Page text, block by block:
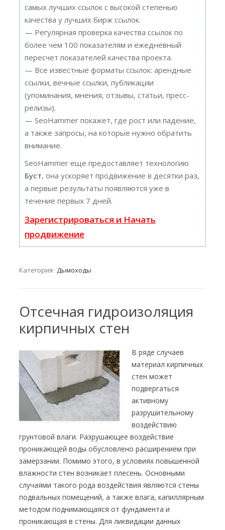
самых лучших ссылок с высокой степенью
качества у лучших бирж ссылок.
— Регулярная проверка качества ссылок по
более чем 100 показателям и ежедневный
пересчет показателей качества проекта.
— Все известные форматы ссылок: арендные
ссылки, вечные ссылки, публикации
(упоминания, мнения, отзывы, статьи, пресс-
релизы).
— SeoHammer покажет, где рост или падение,
а также запросы, на которые нужно обратить
внимание.
SeoHammer еще предоставляет технологию
Буст, она ускоряет продвижение в десятки раз,
а первые результаты появляются уже в
течение первых 7 дней.
Зарегистрироваться и Начать
продвижение
Категория: Дымоходы
Отсечная гидроизоляция
кирпичных стен
В ряде случаев
материал кирпичных
стен может
подвергаться
активному
разрушительному
воздействию
грунтовой влаги. Разрушающее воздействие
проникающей воды обусловлено расширением при
замерзании. Помимо этого, в условиях повышенной
влажности стен возникает плесень. Основными
случаями такого рода воздействия являются стены
подвальных помещений, а также влага, капиллярным
методом поднимающаяся от фундамента и
проникающая в стены. Для ликвидации данных